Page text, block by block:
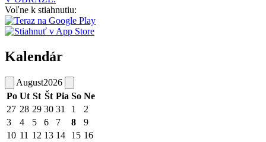
Voľne k stiahnutiu:
Kalendár
August2026
Po Ut St Št Pia So Ne
27 28 29 30 31 1
2
3
4 5 6 7 8
9
10 11 12 13 14 15 16